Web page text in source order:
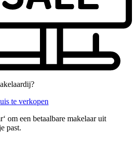
te verkopen
om een betaalbare makelaar uit
past.